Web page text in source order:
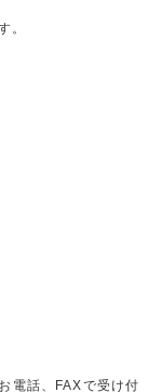
。
お電話、FAXで受け付